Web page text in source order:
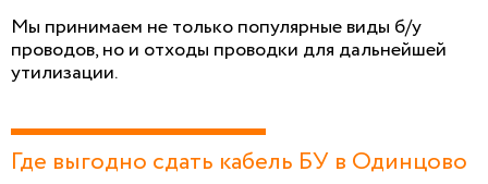
Мы принимаем не только популярные виды б/у
проводов, но и отходы проводки для дальнейшей
утилизации.
Где выгодно сдать кабель БУ в Одинцово